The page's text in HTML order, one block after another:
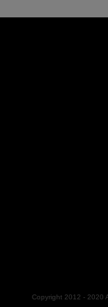
Copyright 2012 - 2020